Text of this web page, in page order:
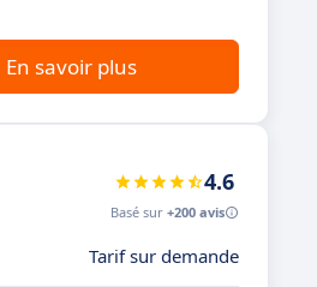
En savoir plus
4.6
Basé sur +200 avis
Tarif sur demande